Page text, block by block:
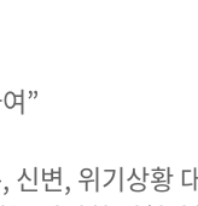
”
신변, 위기상황